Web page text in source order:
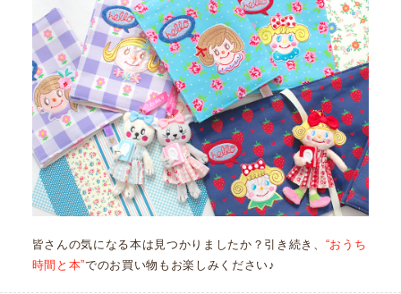
皆さんの気になる本は見つかりましたか？引き続き、 “おうち
時間と本”でのお買い物もお楽しみください♪